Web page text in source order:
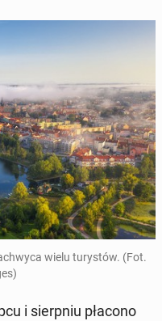
wielu tu­ry­stów. (Fot.
i sierp­niu płacono